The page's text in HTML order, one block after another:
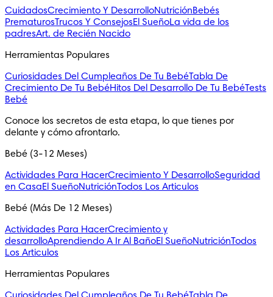
CuidadosCrecimiento Y DesarrolloNutriciónBebés
PrematurosTrucos Y ConsejosEl SueñoLa vida de los
padresArt. de Recién Nacido
Herramientas Populares
Curiosidades Del Cumpleaños De Tu BebéTabla De
Crecimiento De Tu BebéHitos Del Desarrollo De Tu BebéTests
Bebé
Conoce los secretos de esta etapa, lo que tienes por
delante y cómo afrontarlo.
Bebé (3-12 Meses)
Actividades Para HacerCrecimiento Y DesarrolloSeguridad
en CasaEl SueñoNutriciónTodos Los Articulos
Bebé (Más De 12 Meses)
Actividades Para HacerCrecimiento y
desarrolloAprendiendo A Ir Al BañoEl SueñoNutriciónTodos
Los Articulos
Herramientas Populares